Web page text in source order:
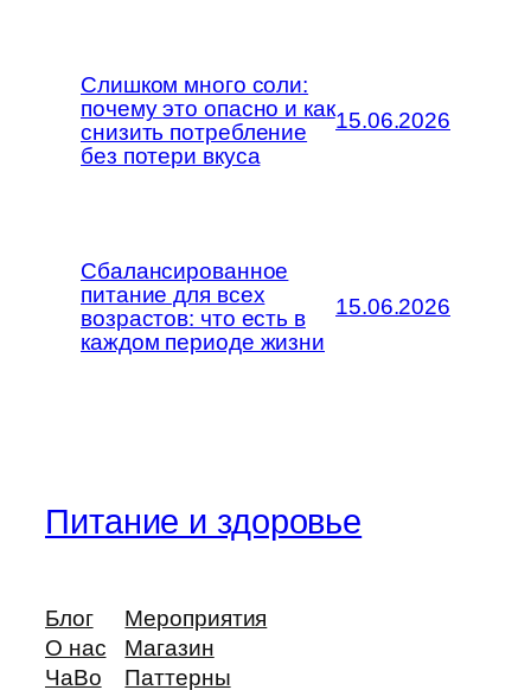
Слишком много соли:
почему это опасно и как
снизить потребление
без потери вкуса
15.06.2026
Сбалансированное
питание для всех
возрастов: что есть в
каждом периоде жизни
15.06.2026
Питание и здоровье
Блог
О нас
ЧаВо
Мероприятия
Магазин
Паттерны